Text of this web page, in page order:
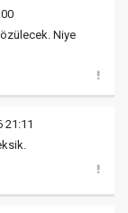
Niye
21:11